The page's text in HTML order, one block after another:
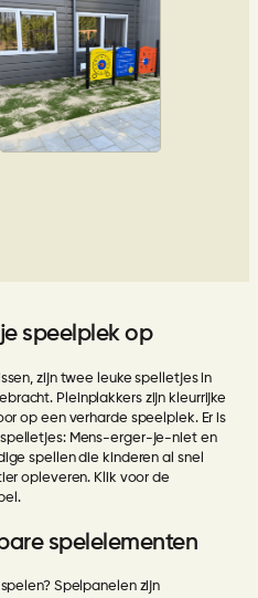
speelplek op
zijn twee leuke spelletjes in
Pleinplakkers zijn kleurrijke
op een verharde speelplek. Er is
Mens-erger-je-nieten
spellen die kinderen al snel
opleveren. Klik voor de
spelelementen
Spelpanelen zijn